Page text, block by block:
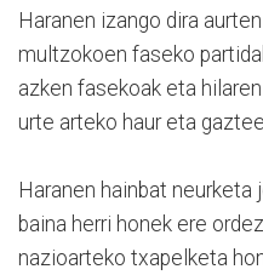
Haranen izango dira
multzokoen faseko
azken fasekoak eta
urte arteko haur eta
Haranen hainbat neurketa
baina herri honek ere
nazioarteko txapelketa